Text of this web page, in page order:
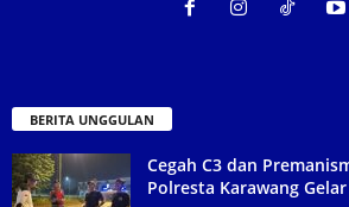
BERITA UNGGULAN
Cegah C3 dan
Polresta Karawang